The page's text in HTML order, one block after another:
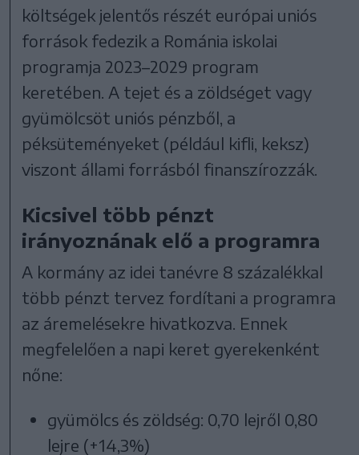
költségek jelentős részét európai uniós
források fedezik a Románia iskolai
programja 2023–2029 program
keretében. A tejet és a zöldséget vagy
gyümölcsöt uniós pénzből, a
péksüteményeket (például kifli, keksz)
viszont állami forrásból finanszírozzák.
Kicsivel több pénzt
irányoznának elő a programra
A kormány az idei tanévre 8 százalékkal
több pénzt tervez fordítani a programra
az áremelésekre hivatkozva. Ennek
megfelelően a napi keret gyerekenként
nőne:
gyümölcs és zöldség: 0,70 lejről 0,80
lejre (+14,3%)